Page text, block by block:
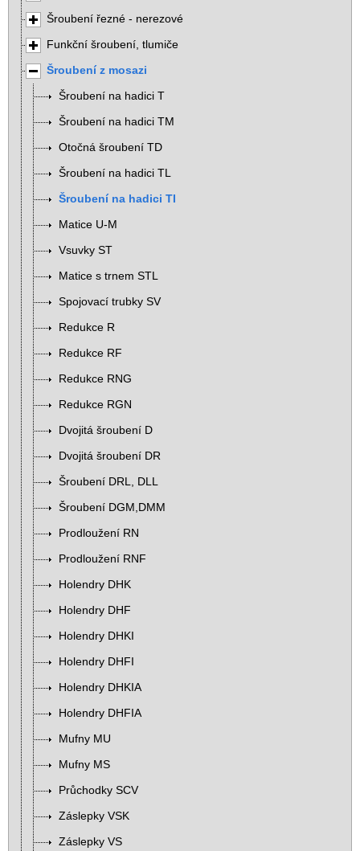
Šroubení řezné - nerezové
Funkční šroubení, tlumiče
Šroubení z mosazi
Šroubení na hadici T
Šroubení na hadici TM
Otočná šroubení TD
Šroubení na hadici TL
Šroubení na hadici TI
Matice U-M
Vsuvky ST
Matice s trnem STL
Spojovací trubky SV
Redukce R
Redukce RF
Redukce RNG
Redukce RGN
Dvojitá šroubení D
Dvojitá šroubení DR
Šroubení DRL, DLL
Šroubení DGM,DMM
Prodloužení RN
Prodloužení RNF
Holendry DHK
Holendry DHF
Holendry DHKI
Holendry DHFI
Holendry DHKIA
Holendry DHFIA
Mufny MU
Mufny MS
Průchodky SCV
Záslepky VSK
Záslepky VS